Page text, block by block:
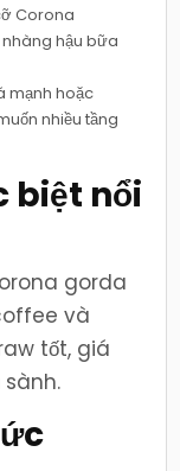
Corona
hậu bữa
mạnh hoặc
nhiều tầng
biệt nổi
gorda
và
tốt, giá